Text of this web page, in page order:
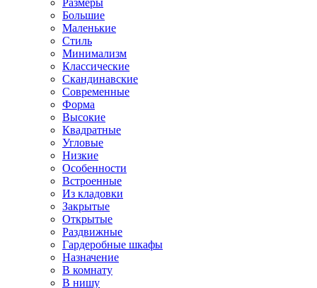
Размеры
Большие
Маленькие
Стиль
Минимализм
Классические
Скандинавские
Современные
Форма
Высокие
Квадратные
Угловые
Низкие
Особенности
Встроенные
Из кладовки
Закрытые
Открытые
Раздвижные
Гардеробные шкафы
Назначение
В комнату
В нишу